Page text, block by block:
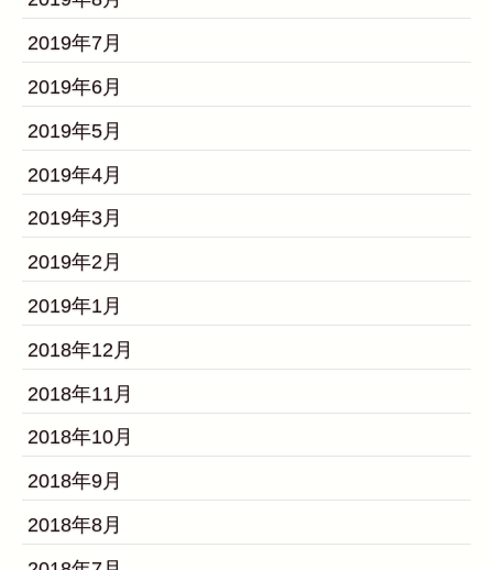
2019年7月
2019年6月
2019年5月
2019年4月
2019年3月
2019年2月
2019年1月
2018年12月
2018年11月
2018年10月
2018年9月
2018年8月